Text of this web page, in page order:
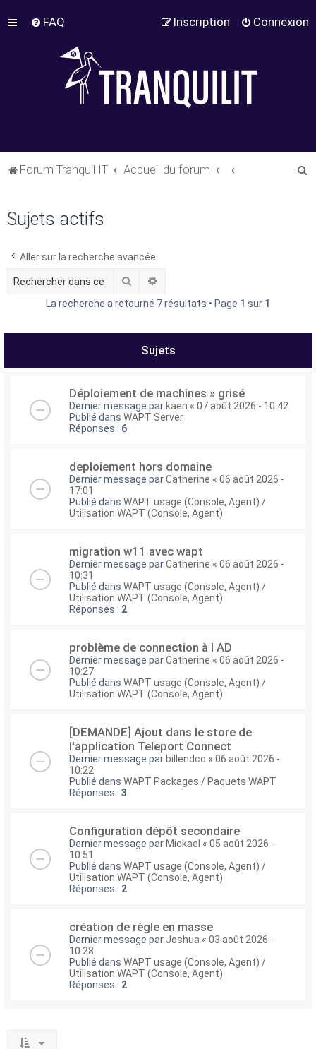
FAQ Connexion
Inscription
Forum Tranquil IT Accueil du forum
Sujets actifs
Aller sur la recherche avancée
Rechercher
La recherche a retourné 7 résultats • Page 1 sur 1
Sujets
Déploiement de machines » grisé
Dernier message par kaen « 07 août 2026 - 10:42
Publié dans WAPT Server
Réponses : 6
deploiement hors domaine
Dernier message parCatherine « 06 août 2026 -
17:01
Publié dans WAPT usage (Console, Agent) /
Utilisation WAPT (Console, Agent)
migration w11 avec wapt
Dernier message parCatherine « 06 août 2026 -
10:31
Publié dans WAPT usage (Console, Agent) /
Utilisation WAPT (Console, Agent)
Réponses : 2
problème de connection à l AD
Dernier message parCatherine « 06 août 2026 -
10:27
Publié dans WAPT usage (Console, Agent) /
Utilisation WAPT (Console, Agent)
[DEMANDE] Ajout dans le store de
l'application Teleport Connect
Dernier message par billendco « 06 août 2026 -
10:22
Publié dans WAPT Packages / Paquets WAPT
Réponses : 3
Configuration dépôt secondaire
Dernier message par Mickael « 05 août 2026 -
10:51
Publié dans WAPT usage (Console, Agent) /
Utilisation WAPT (Console, Agent)
Réponses : 2
création de règle en masse
Dernier message par Joshua « 03 août 2026 -
10:28
Publié dans WAPT usage (Console, Agent) /
Utilisation WAPT (Console, Agent)
Réponses : 2